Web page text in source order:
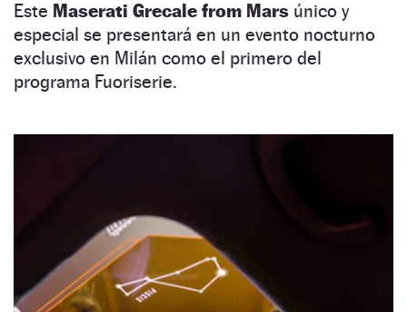
Este Maserati Grecale from Mars único y
especial se presentará en un evento nocturno
exclusivo en Milán como el primero del
programa Fuoriserie.